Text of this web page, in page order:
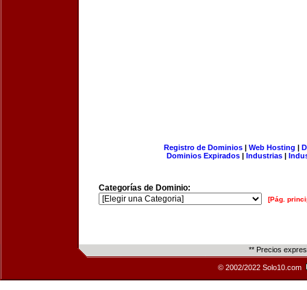
Registro de Dominios| Web Hosting |
Dominios Expirados | Industrias |
Categorías de Dominio:
[Pág.
** Precios
© 2002/2022 Solo10.com